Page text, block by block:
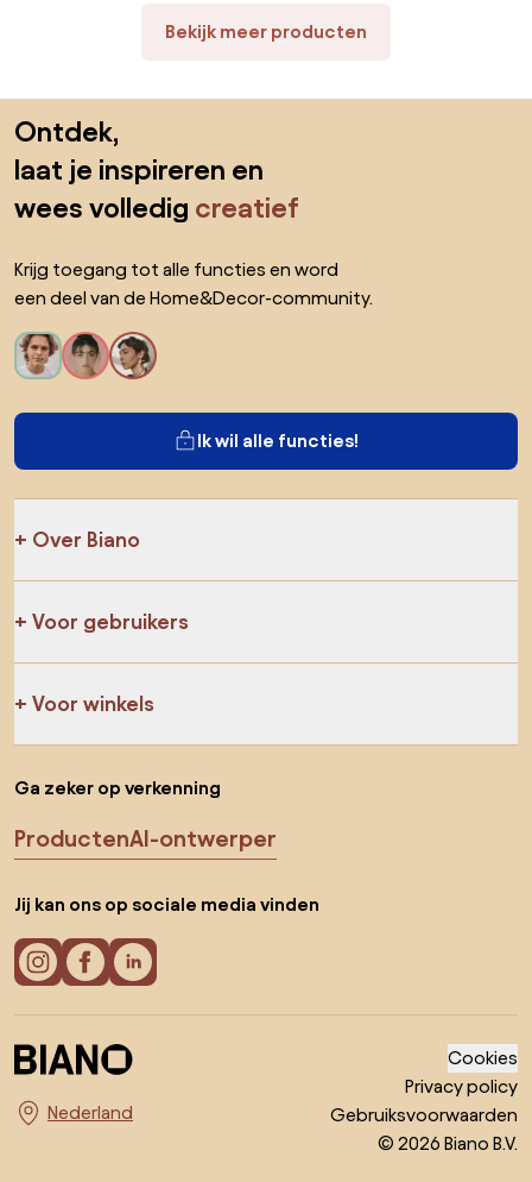
Bekijk meer producten
Ontdek,
laat je inspireren en
wees volledig creatief
Krijg toegang tot alle functies en word
een deel van de Home&Decor-community.
Ik wil alle functies!
Over Biano
Voor gebruikers
Voor winkels
Ga zeker op verkenning
ProductenAI-ontwerper
Jij kan ons op sociale media vinden
Kies land
Cookies
Privacy policy
Gebruiksvoorwaarden
© 2026 Biano B.V.